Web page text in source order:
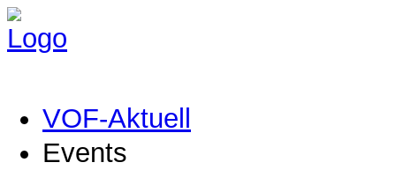
VOF-Aktuell
Events